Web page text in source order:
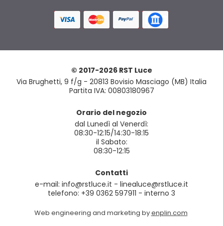
© 2017-2026 RST Luce
Via Brughetti, 9 f/g - 20813 Bovisio Masciago (MB) Italia
Partita IVA: 00803180967
Orario del negozio
dal Lunedì al Venerdì:
08:30-12:15/14:30-18:15
il Sabato:
08:30-12:15
Contatti
e-mail: info@rstluce.it - linealuce@rstluce.it
telefono: +39 0362 597911 - interno 3
Web engineering and marketing byenplin.com